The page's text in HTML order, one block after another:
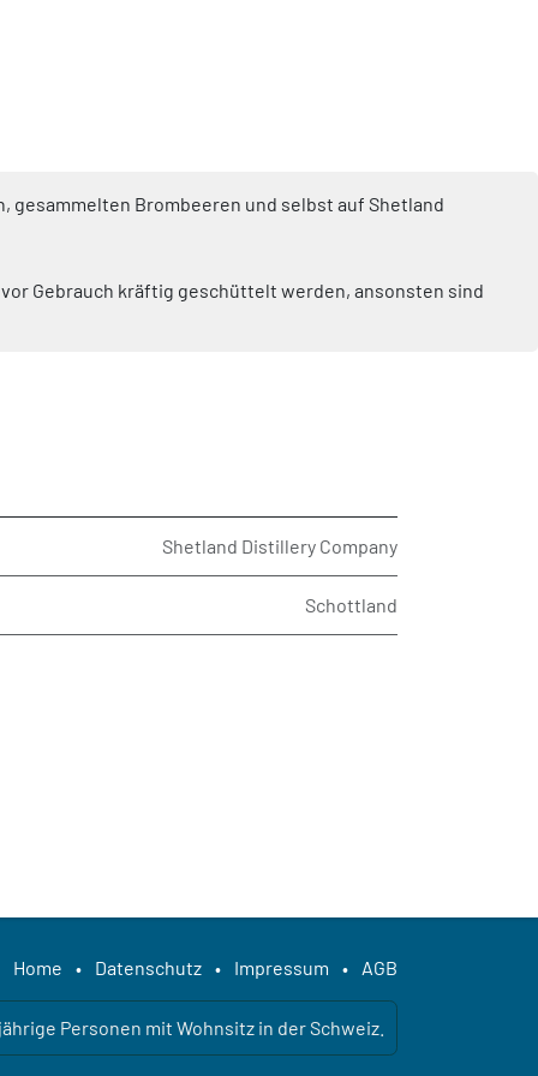
gesammelten Brombeeren und selbst auf Shetland
Gebrauch kräftig geschüttelt werden, ansonsten sind
Shetland Distillery Company
Schottland
Home • Datenschutz • Impressum • AGB
Personen mit Wohnsitz in der Schweiz.